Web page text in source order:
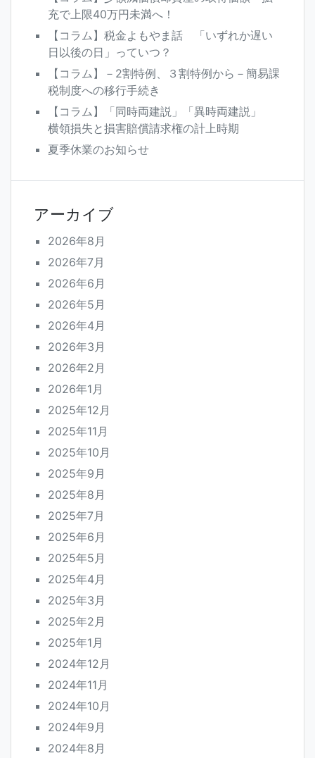
充で上限40万円未満へ！
【コラム】税金よもやま話 「いずれか遅い
日以後の日」っていつ？
【コラム】－2割特例、３割特例から－簡易課
税制度への移行手続き
【コラム】「同時両建説」「異時両建説」
横領損失と損害賠償請求権の計上時期
夏季休業のお知らせ
アーカイブ
2026年8月
2026年7月
2026年6月
2026年5月
2026年4月
2026年3月
2026年2月
2026年1月
2025年12月
2025年11月
2025年10月
2025年9月
2025年8月
2025年7月
2025年6月
2025年5月
2025年4月
2025年3月
2025年2月
2025年1月
2024年12月
2024年11月
2024年10月
2024年9月
2024年8月